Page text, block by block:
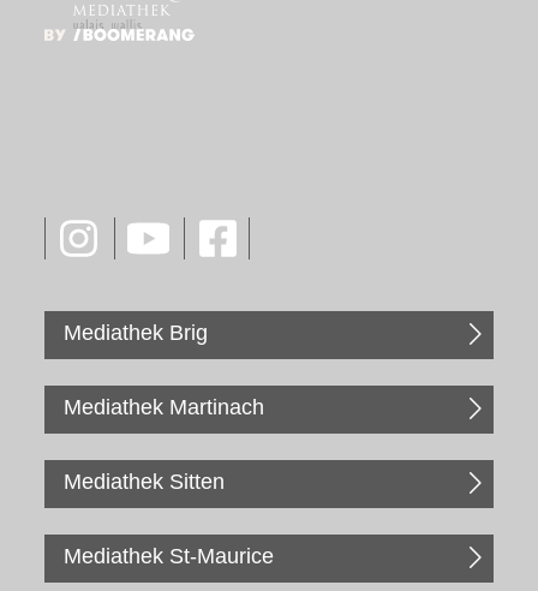
Mediathek Brig
Mediathek Martinach
Mediathek Sitten
Mediathek St-Maurice